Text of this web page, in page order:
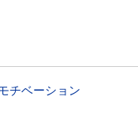
チベーション